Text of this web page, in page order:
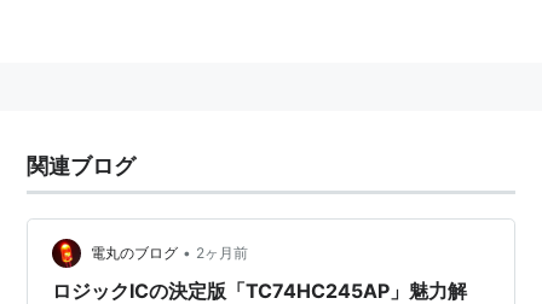
関連ブログ
電丸のブログ • 2ヶ月前
ロジックICの決定版「TC74HC245AP」魅力解